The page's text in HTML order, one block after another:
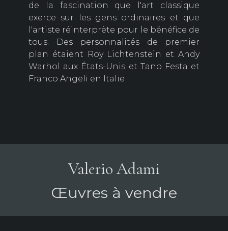
de la fascination que l'art classique
exerce sur les gens ordinaires et que
l'artiste réinterprète pour le bénéfice de
tous. Des personnalités de premier
plan étaient Roy Lichtenstein et Andy
Warhol aux États-Unis et Tano Festa et
Franco Angeli en Italie
Valerio Adami
Œuvres à vendre